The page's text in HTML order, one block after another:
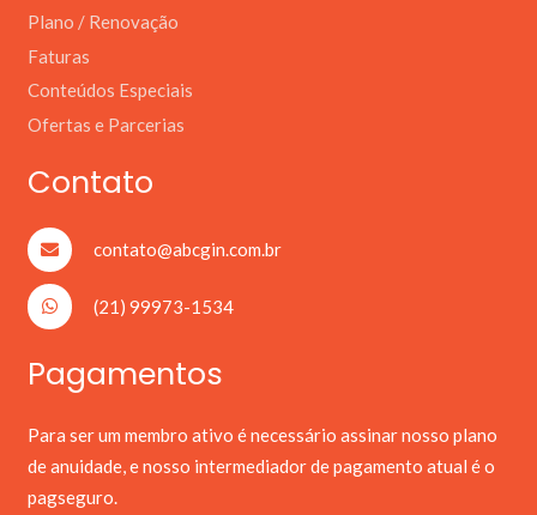
Plano / Renovação
Faturas
Conteúdos Especiais
Ofertas e Parcerias
Contato
contato@abcgin.com.br
(21) 99973-1534
Pagamentos
Para ser um membro ativo é necessário assinar nosso plano
de anuidade, e nosso intermediador de pagamento atual é o
pagseguro.